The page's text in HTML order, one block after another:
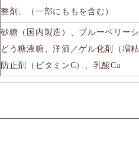
整剤、（一部にももを含む）
砂糖（国内製造）、ブルーベリー
どう糖液糖、洋酒／ゲル化剤（増
防止剤（ビタミンC）、乳酸Ca